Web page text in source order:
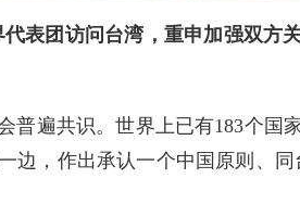
表团访问台湾，重申加强双方
遍共识。世界上已有183个国
边，作出承认一个中国原则、